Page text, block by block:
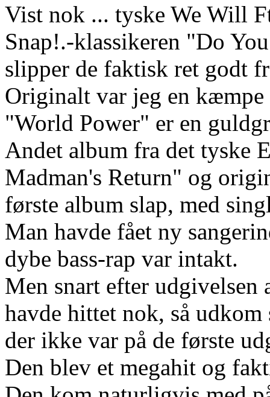
Vist nok ... tyske We Will
Snap!.-klassikeren "Do
slipper de faktisk ret godt
Originalt var jeg en
"World Power" er en
Andet album fra det tyske
Madman's Return" og
første album slap, med
Man havde fået ny
dybe bass-rap var intakt.
Men snart efter udgivelsen
havde hittet nok, så
der ikke var på de første
Den blev et megahit og